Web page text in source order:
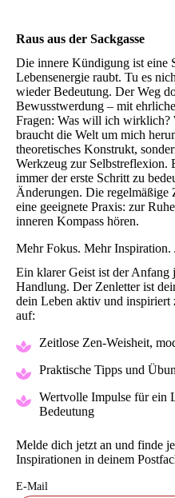
Raus aus der Sackgasse
Die innere Kündigung ist eine
Lebensenergie raubt. Tu es
wieder Bedeutung. Der Weg
Bewusstwerdung – mit
Fragen: Was will ich wirklich?
braucht die Welt um mich
theoretisches Konstrukt,
Werkzeug zur Selbstreflexion.
immer der erste Schritt zu
Änderungen. Die regelmäßige
eine geeignete Praxis: zur
inneren Kompass hören.
Mehr Fokus. Mehr Inspiration.
Ein klarer Geist ist der Anfang
Handlung. Der Zenletter ist
dein Leben aktiv und inspiriert
auf:
Zeitlose Zen-Weisheit,
Praktische Tipps und
Wertvolle Impulse für ein
Bedeutung
Melde dich jetzt an und finde
Inspirationen in deinem
E-Mail